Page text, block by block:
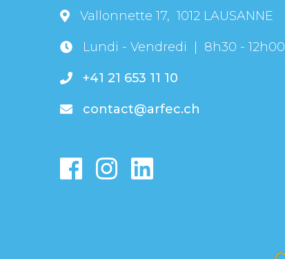
Vallonnette 17, 1012 LAUSANNE
Lundi - Vendredi | 8h30 - 12h00
+41 21 653 11 10
contact@arfec.ch